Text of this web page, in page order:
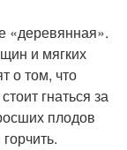
«деревянная».
и мягких
о том, что
гнаться за
плодов